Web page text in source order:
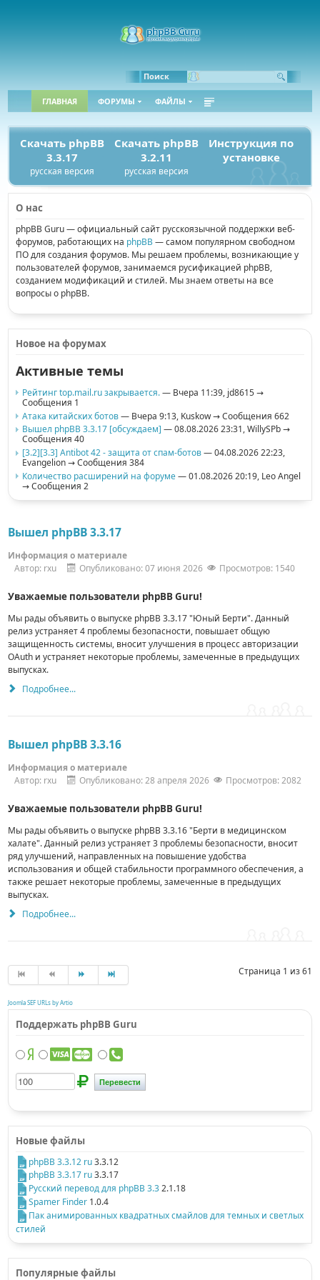
Поиск
ГЛАВНАЯ ФОРУМЫ ФАЙЛЫ
Скачать phpBB
3.3.17
русская версия
Скачать phpBB
3.2.11
русская версия
Инструкция по
установке
О нас
phpBB Guru — официальный сайт русскоязычной поддержки веб-
форумов, работающих на phpBB— самом популярном свободном
ПО для создания форумов. Мы решаем проблемы, возникающие у
пользователей форумов, занимаемся русификацией phpBB,
созданием модификаций и стилей. Мы знаем ответы на все
вопросы о phpBB.
Новое на форумах
Активные темы
Рейтинг top.mail.ru закрывается.— Вчера 11:39, jd8615→
Сообщения 1
Атака китайских ботов— Вчера 9:13, Kuskow→ Сообщения 662
Вышел phpBB 3.3.17 [обсуждаем] — 08.08.2026 23:31,WillySPb→
Сообщения 40
[3.2][3.3] Antibot 42 - защита от спам-ботов— 04.08.2026 22:23,
Evangelion→ Сообщения 384
Количество расширений на форуме— 01.08.2026 20:19, Leo Angel
→ Сообщения 2
Вышел phpBB 3.3.17
Информация о материале
Автор: rxu Опубликовано: 07 июня 2026 Просмотров: 1540
Уважаемые пользователи phpBB Guru!
Мы рады объявить о выпуске phpBB 3.3.17 "Юный Берти".Данный
релиз устраняет 4 проблемы безопасности, повышает общую
защищенность системы, вносит улучшения в процесс авторизации
OAuth и устраняет некоторые проблемы, замеченные в предыдущих
выпусках.
Подробнее...
Вышел phpBB 3.3.16
Информация о материале
Автор: rxu Опубликовано: 28 апреля 2026 Просмотров: 2082
Уважаемые пользователи phpBB Guru!
Мы рады объявить о выпуске phpBB 3.3.16 "Берти в медицинском
халате".Данный релиз устраняет 3 проблемы безопасности, вносит
ряд улучшений, направленных на повышение удобства
использования и общей стабильности программного обеспечения, а
также решает некоторые проблемы, замеченные в предыдущих
выпусках.
Подробнее...
Страница 1 из 61
Joomla SEF URLs by Artio
Поддержать phpBB Guru
Новые файлы
phpBB 3.3.12 ru3.3.12
phpBB 3.3.17 ru3.3.17
Русский перевод для phpBB 3.32.1.18
Spamer Finder 1.0.4
Пак анимированных квадратных смайлов для темных и светлых
стилей
Популярные файлы